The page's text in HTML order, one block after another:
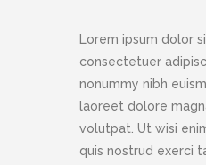
Lorem ipsum dolor
consectetuer
nonummy nibh
laoreet dolore
volutpat. Ut wisi
quis nostrud exerci